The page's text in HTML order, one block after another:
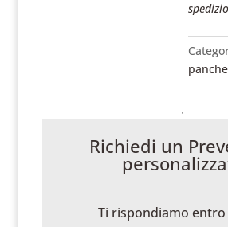
Richiedi un
Ti rispondiamo entro